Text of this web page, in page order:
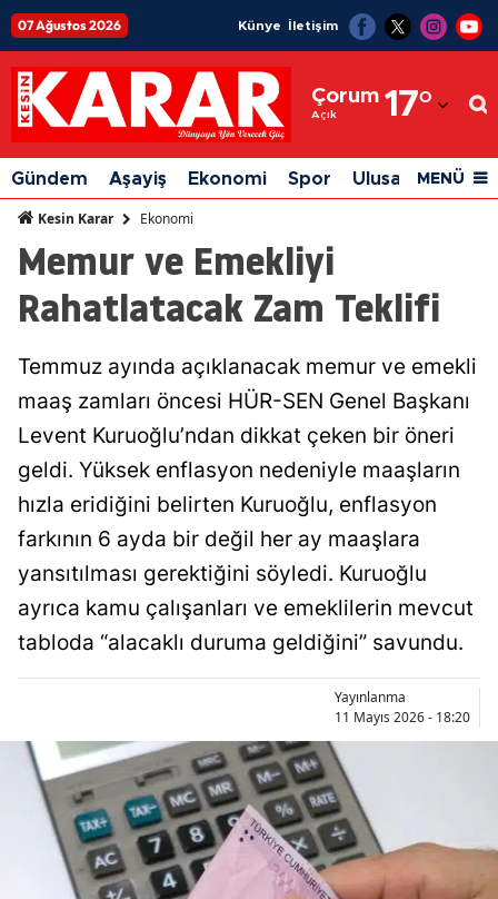
07 Ağustos 2026 Künye İletişim
Çorum
Açık 17°
Adıyaman
Afyonkarahisar
Ağrı
Ankara
Aydın
Balıkesir
Bingöl
Bitlis
Burdur
Bursa
Çanakkale
Çankırı
Çorum
Gündem Aşayiş Ekonomi Spor Ulusal Siyaset
MENÜ
Kesin Karar Ekonomi
Memur ve Emekliyi
Rahatlatacak Zam Teklifi
Temmuz ayında açıklanacak memur ve emekli
maaş zamları öncesi HÜR-SEN Genel Başkanı
Levent Kuruoğlu’ndan dikkat çeken bir öneri
geldi. Yüksek enflasyon nedeniyle maaşların
hızla eridiğini belirten Kuruoğlu, enflasyon
farkının 6 ayda bir değil her ay maaşlara
yansıtılması gerektiğini söyledi. Kuruoğlu
ayrıca kamu çalışanları ve emeklilerin mevcut
tabloda “alacaklı duruma geldiğini” savundu.
Yayınlanma
11 Mayıs 2026 - 18:20